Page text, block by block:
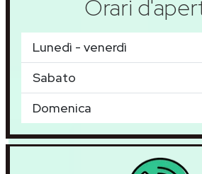
Orari
Lunedì - venerdì
Sabato
Domenica